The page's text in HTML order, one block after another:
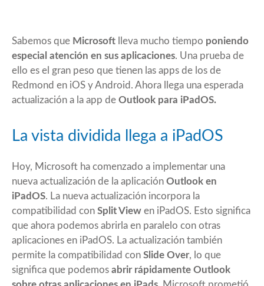
Sabemos que Microsoft lleva mucho tiempo poniendo
especial atención en sus aplicaciones. Una prueba de
ello es el gran peso que tienen las apps de los de
Redmond en iOS y Android. Ahora llega una esperada
actualización a la app de Outlook para iPadOS.
La vista dividida llega a iPadOS
Hoy, Microsoft ha comenzado a implementar una
nueva actualización de la aplicación Outlook en
iPadOS. La nueva actualización incorpora la
compatibilidad con Split View en iPadOS. Esto significa
que ahora podemos abrirla en paralelo con otras
aplicaciones en iPadOS. La actualización también
permite la compatibilidad con Slide Over, lo que
significa que podemos abrir rápidamente Outlook